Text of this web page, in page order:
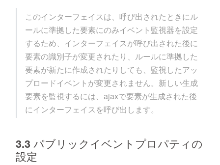
このインターフェイスは、呼び出されたときにル
ールに準拠した要素にのみイベント監視器を設定
するため、インターフェイスが呼び出された後に
要素の識別子が変更されたり、ルールに準拠した
要素が新たに作成されたりしても、監視したアッ
プロードイベントが変更されません。新しい生成
要素を監視するには、ajaxで要素が生成された後
にインターフェイスを呼び出します。
3.3 パブリックイベントプロパティの
設定